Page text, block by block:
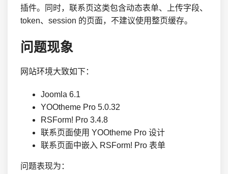
插件。同时，联系页这类包含动态表单、上传字段、
token、session 的页面，不建议使用整页缓存。
问题现象
网站环境大致如下：
Joomla 6.1
YOOtheme Pro 5.0.32
RSForm! Pro 3.4.8
联系页面使用 YOOtheme Pro 设计
联系页面中嵌入 RSForm! Pro 表单
问题表现为：